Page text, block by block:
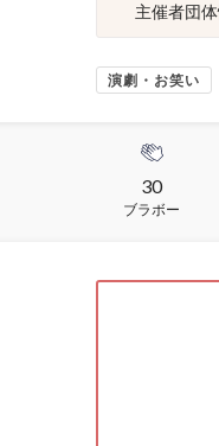
主催者団
演劇・お笑い
30
ブラボー